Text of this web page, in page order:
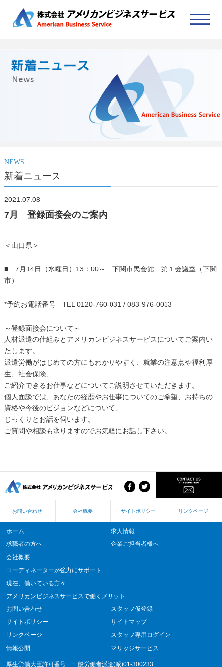
NEWS
新着ニュース
2021.07.08
7月 登録面接会のご案内
＜山口県＞
■ 7月14日（水曜日）13：00～ 下関市民会館 第１会議室（下関
市）
*予約お電話番号 TEL 0120-760-031 / 083-976-0033
～登録面接会について～
人材派遣の仕組みとアメリカンビジネスサービスについてご案内い
たします。
派遣労働がはじめての方にもわかりやすく、就業の注意点や福利厚
生、社会保険、
ご紹介できるお仕事などについてご説明させていただきます。
個人面談では、あなたの経歴やお仕事についてのご希望、お持ちの
資格や今後のビジョンなどについて、
じっくりとお話を伺います。
ご質問や相談も承りますのでお気軽にお話し下さい。
お問い合わせ 会社概要 サイトポリシー リンクページ
ホーム
求人情報
求職者の方へ
企業ご担当者様へ
会社概要
コーディネーターが強力にサポート
現在、働いている方々
アメリカンビジネスサービスで働くメリット
お問い合わせ
スタッフ仮登録
サイトポリシー
サイトマップ
リンクページ
スタッフ専用ログイン
情報公開
マリッジサービス
厚生労働大臣許可番号 一般労働者派遣(派)01-300233